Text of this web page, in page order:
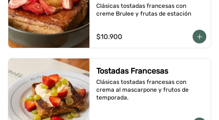
Clásicas tostadas francesas con
creme Brulee y frutas de estación
$10.900
Tostadas Francesas
Clásicas tostadas francesas con
crema al mascarpone y frutos de
temporada.